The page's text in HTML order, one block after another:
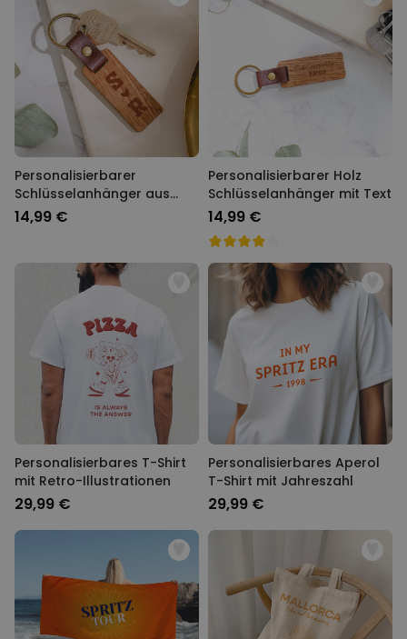
Personalisierbarer
Schlüsselanhänger aus
Holz mit Symbolen
14,99 €
Personalisierbarer Holz
Schlüsselanhänger mit Text
14,99 €
Personalisierbares T-Shirt
mit Retro-Illustrationen
29,99 €
Personalisierbares Aperol
T-Shirt mit Jahreszahl
29,99 €